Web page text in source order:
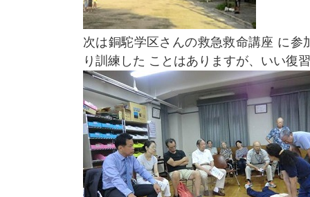
次は銅駝学区さんの救急救命講座 に参
り訓練した ことはありますが、いい復